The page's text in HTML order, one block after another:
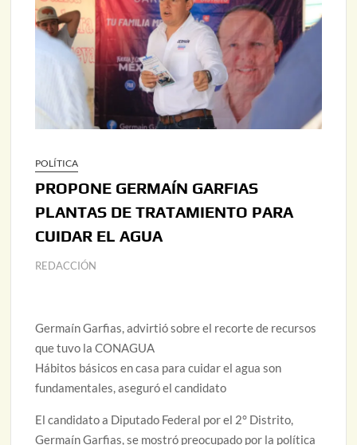
POLÍTICA
PROPONE GERMAÍN GARFIAS
PLANTAS DE TRATAMIENTO PARA
CUIDAR EL AGUA
REDACCIÓN
Germaín Garfias, advirtió sobre el recorte de recursos
que tuvo la CONAGUA
Hábitos básicos en casa para cuidar el agua son
fundamentales, aseguró el candidato
El candidato a Diputado Federal por el 2° Distrito,
Germaín Garfias, se mostró preocupado por la política